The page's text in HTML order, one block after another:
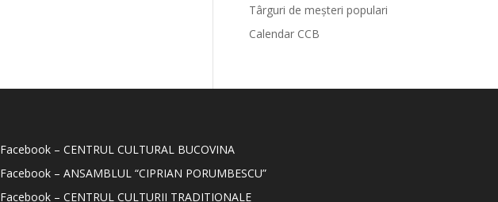
Târguri de meșteri populari
Calendar CCB
Facebook – CENTRUL CULTURAL BUCOVINA
Facebook – ANSAMBLUL “CIPRIAN PORUMBESCU”
Facebook – CENTRUL CULTURII TRADITIONALE